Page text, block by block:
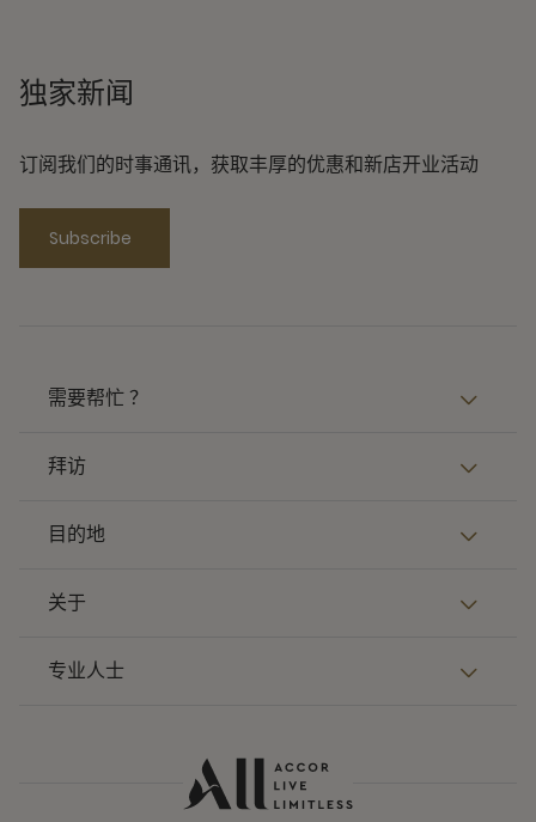
独家新闻
订阅我们的时事通讯，获取丰厚的优惠和新店开业活动
Subscribe
需要帮忙 ？
拜访
目的地
关于
专业人士